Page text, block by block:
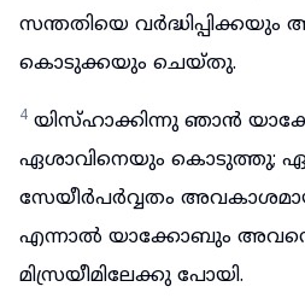
സന്തതിയെ
കൊടുക്കയും ചെയ്തു.
4 യിസ്ഹാക്കിന്നു ഞാൻ
ഏശാവിനെയും കൊടുത്തു;
സേയീർപർവ്വതം
എന്നാൽ യാക്കോബും
മിസ്രയീമിലേക്കു പോയി.